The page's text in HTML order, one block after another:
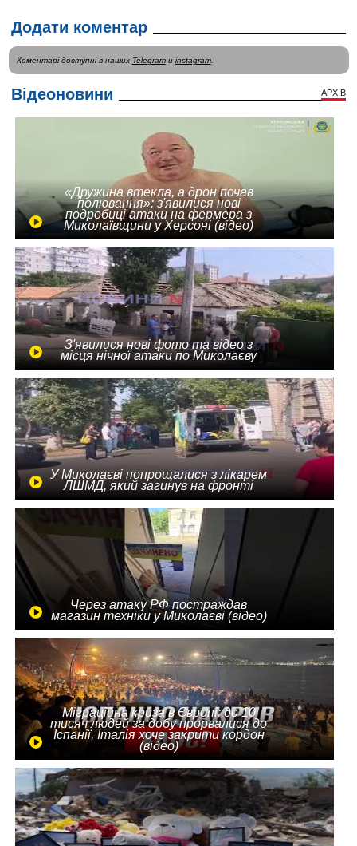
Додати коментар
Коментарі доступні в наших Telegramи instagram.
Відеоновини АРХІВ
«Дружина втекла, а дрон почав
полювання»: з'явилися нові
подробиці атаки на фермера з
Миколаївщини у Херсоні (відео)
З'явилися нові фото та відео з
місця нічної атаки по Миколаєву
У Миколаєві попрощалися з лікарем
ЛШМД, який загинув на фронті
Через атаку РФ постраждав
магазин техніки у Миколаєві (відео)
Міграційна криза в Європі: до 10
тисяч людей за добу прорвалися до
Іспанії, Італія хоче закрити кордон
(відео)